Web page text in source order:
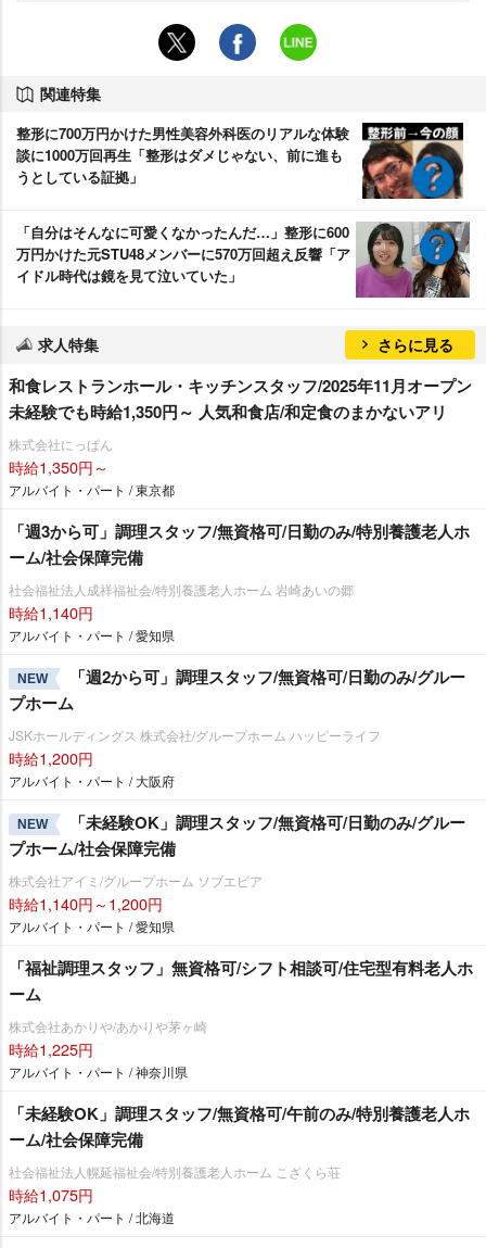
関連特集
整形に700万円かけた男性美容外科医のリアルな体験
談に1000万回再生「整形はダメじゃない、前に進も
うとしている証拠」
「自分はそんなに可愛くなかったんだ…」整形に600
万円かけた元STU48メンバーに570万回超え反響「ア
イドル時代は鏡を見て泣いていた」
求人特集 さらに見る
和食レストランホール・キッチンスタッフ/2025年11月オープン
未経験でも時給1,350円～ 人気和食店/和定食のまかないアリ
株式会社にっぱん
時給1,350円～
アルバイト・パート / 東京都
「週3から可」調理スタッフ/無資格可/日勤のみ/特別養護老人ホ
ーム/社会保障完備
社会福祉法人成祥福祉会/特別養護老人ホーム 岩崎あいの郷
時給1,140円
アルバイト・パート / 愛知県
NEW
「週2から可」調理スタッフ/無資格可/日勤のみ/グルー
プホーム
JSKホールディングス 株式会社/グループホーム ハッピーライフ
時給1,200円
アルバイト・パート / 大阪府
NEW
「未経験OK」調理スタッフ/無資格可/日勤のみ/グルー
プホーム/社会保障完備
株式会社アイミ/グループホーム ソブエピア
時給1,140円～1,200円
アルバイト・パート / 愛知県
「福祉調理スタッフ」無資格可/シフト相談可/住宅型有料老人ホ
ーム
株式会社あかりや/あかりや茅ヶ崎
時給1,225円
アルバイト・パート / 神奈川県
「未経験OK」調理スタッフ/無資格可/午前のみ/特別養護老人ホ
ーム/社会保障完備
社会福祉法人幌延福祉会/特別養護老人ホーム こざくら荘
時給1,075円
アルバイト・パート / 北海道